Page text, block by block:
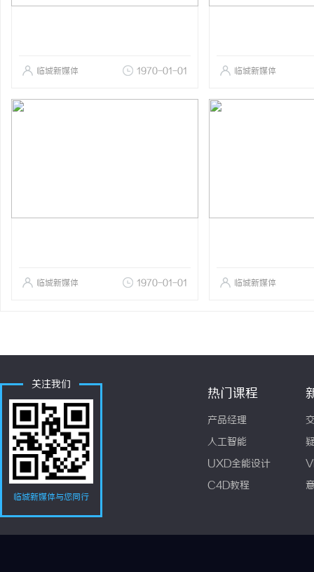
临城新媒体 1970-01-01 临城新媒体
临城新媒体 1970-01-01 临城新媒体
关注我们
临城新媒体与您同行
热门课程
产品经理
人工智能
UXD全能设计
C4D教程